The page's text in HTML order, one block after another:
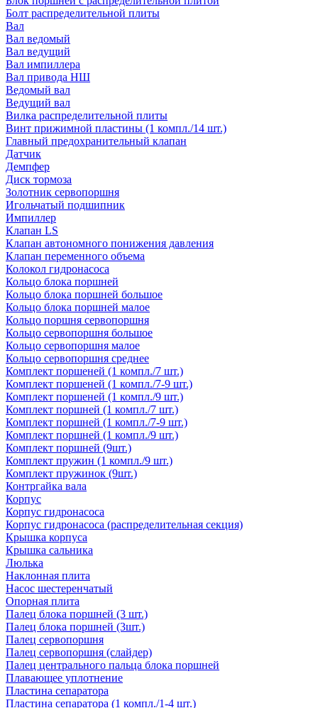
Болт распределительной плиты
Вал
Вал ведомый
Вал ведущий
Вал импиллера
Вал привода НШ
Ведомый вал
Ведущий вал
Вилка распределительной плиты
Винт прижимной пластины (1 компл./14 шт.)
Главный предохранительный клапан
Датчик
Демпфер
Диск тормоза
Золотник сервопоршня
Игольчатый подшипник
Импиллер
Клапан LS
Клапан автономного понижения давления
Клапан переменного объема
Колокол гидронасоса
Кольцо блока поршней
Кольцо блока поршней большое
Кольцо блока поршней малое
Кольцо поршня сервопоршня
Кольцо сервопоршня большое
Кольцо сервопоршня малое
Кольцо сервопоршня среднее
Комплект поршеней (1 компл./7 шт.)
Комплект поршеней (1 компл./7-9 шт.)
Комплект поршеней (1 компл./9 шт.)
Комплект поршней (1 компл./7 шт.)
Комплект поршней (1 компл./7-9 шт.)
Комплект поршней (1 компл./9 шт.)
Комплект поршней (9шт.)
Комплект пружин (1 компл./9 шт.)
Комплект пружинок (9шт.)
Контргайка вала
Корпус
Корпус гидронасоса
Корпус гидронасоса (распределительная секция)
Крышка корпуса
Крышка сальника
Люлька
Наклонная плита
Насос шестеренчатый
Опорная плита
Палец блока поршней (3 шт.)
Палец блока поршней (3шт.)
Палец сервопоршня
Палец сервопоршня (слайдер)
Палец центрального пальца блока поршней
Плавающее уплотнение
Пластина сепаратора
Пластина сепаратора (1 компл./1-4 шт.)